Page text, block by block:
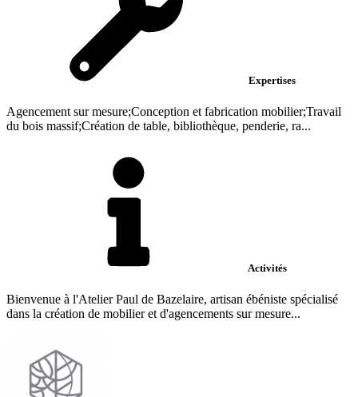
Expertises
Agencement sur mesure;Conception et fabrication mobilier;Travail
du bois massif;Création de table, bibliothèque, penderie, ra...
Activités
Bienvenue à l'Atelier Paul de Bazelaire, artisan ébéniste spécialisé
dans la création de mobilier et d'agencements sur mesure...